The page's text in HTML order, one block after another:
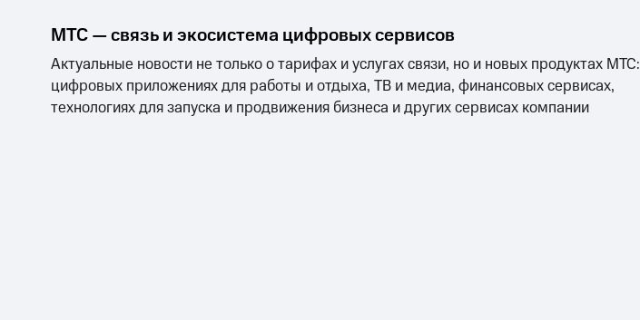
МТС — связь и экосистема цифровых сервисов
Актуальные новости не только о тарифах и услугах связи, но и новых продуктах МТС:
цифровых приложениях для работы и отдыха, ТВ и медиа, финансовых сервисах,
технологиях для запуска и продвижения бизнеса и других сервисах компании